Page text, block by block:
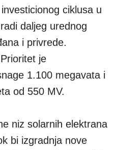
ciklusa u
daljeg urednog
i privrede.
je
1.100 megavata i
od 550 MV.
niz solarnih elektrana
bi izgradnja nove